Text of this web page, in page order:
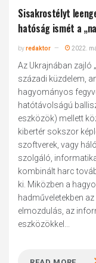
Sisakrostélyt
hatóság ismét a
byredaktor 2022.
Az Ukrajnában zajló
századi küzdelem,
hagyományos
hatótávolságú
eszközök) mellett
kibertér sokszor
szoftverek, vagy
szolgáló,
kombinált harc
ki. Miközben a
hadműveletekben
elmozdulás, az
eszközökkel...